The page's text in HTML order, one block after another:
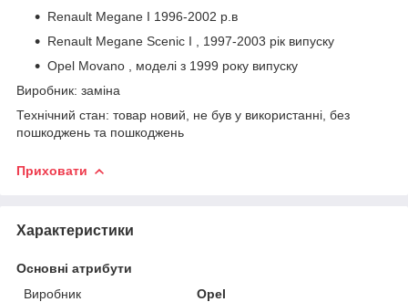
Renault Megane I 1996-2002 р.в
Renault Megane Scenic I , 1997-2003 рік випуску
Opel Movano , моделі з 1999 року випуску
Виробник: заміна
Технічний стан: товар новий, не був у використанні, без
пошкоджень та пошкоджень
Приховати
Характеристики
Основні атрибути
Виробник
Opel